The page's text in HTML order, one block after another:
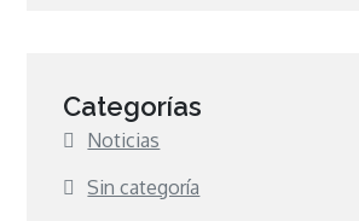
Categorías
Noticias
Sin categoría